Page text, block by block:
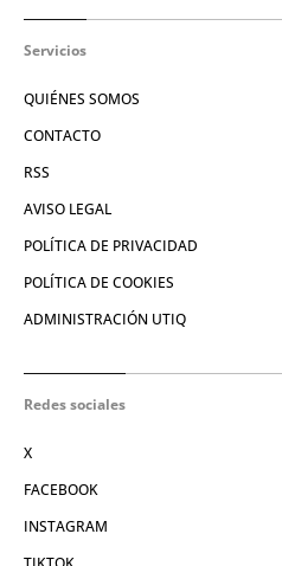
Servicios
QUIÉNES SOMOS
CONTACTO
RSS
AVISO LEGAL
POLÍTICA DE PRIVACIDAD
POLÍTICA DE COOKIES
ADMINISTRACIÓN UTIQ
Redes sociales
X
FACEBOOK
INSTAGRAM